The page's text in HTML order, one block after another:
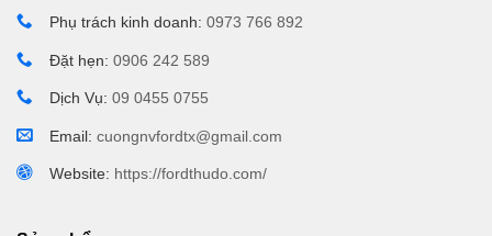
Phụ trách kinh doanh: 0973 766 892
Đặt hẹn: 0906 242 589
Dịch Vụ: 09 0455 0755
Email: cuongnvfordtx@gmail.com
Website: https://fordthudo.com/